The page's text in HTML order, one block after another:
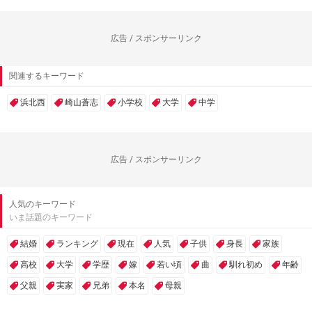
広告 / スポンサーリンク
関連するキーワード
浜北西 崎山蒼志 小学校 大学 中学
広告 / スポンサーリンク
人気のキーワード
いま話題のキーワード
結婚 ランキング 現在 人気 子供 身長 家族
高校 大学 学歴 嫁 若い頃 曲 馴れ初め 年齢
父親 実家 兄弟 本名 母親